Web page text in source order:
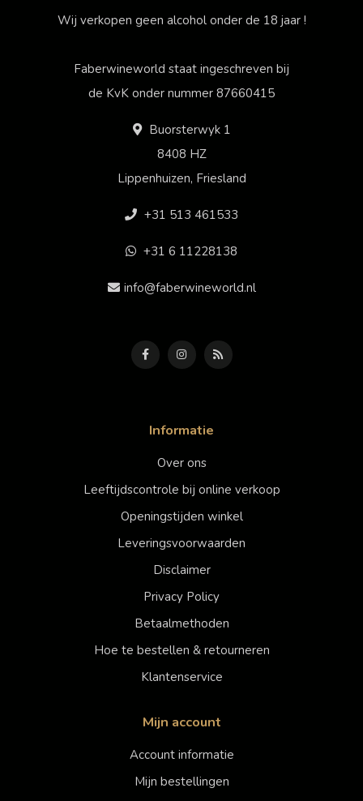
Wij verkopen geen alcohol onder de 18 jaar !
Faberwineworld staat ingeschreven bij
de KvK onder nummer 87660415
Buorsterwyk 1
8408 HZ
Lippenhuizen, Friesland
+31 513 461533
+31 6 11228138
info@faberwineworld.nl
Informatie
Over ons
Leeftijdscontrole bij online verkoop
Openingstijden winkel
Leveringsvoorwaarden
Disclaimer
Privacy Policy
Betaalmethoden
Hoe te bestellen & retourneren
Klantenservice
Mijn account
Account informatie
Mijn bestellingen